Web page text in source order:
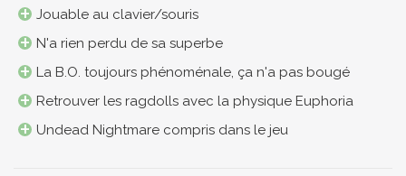
Jouable au clavier/souris
N'a rien perdu de sa superbe
La B.O. toujours phénoménale, ça n'a pas bougé
Retrouver les ragdolls avec la physique Euphoria
Undead Nightmare compris dans le jeu